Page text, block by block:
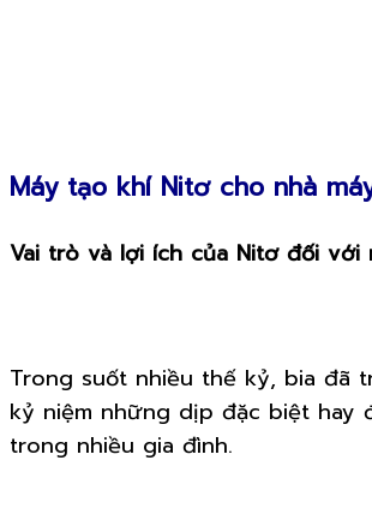
Máy tạo khí Nitơ cho nhà
Vai trò và lợi ích của Nitơ đối với
Trong suốt nhiều thế kỷ, bia đã
kỷ niệm những dịp đặc biệt hay
trong nhiều gia đình.